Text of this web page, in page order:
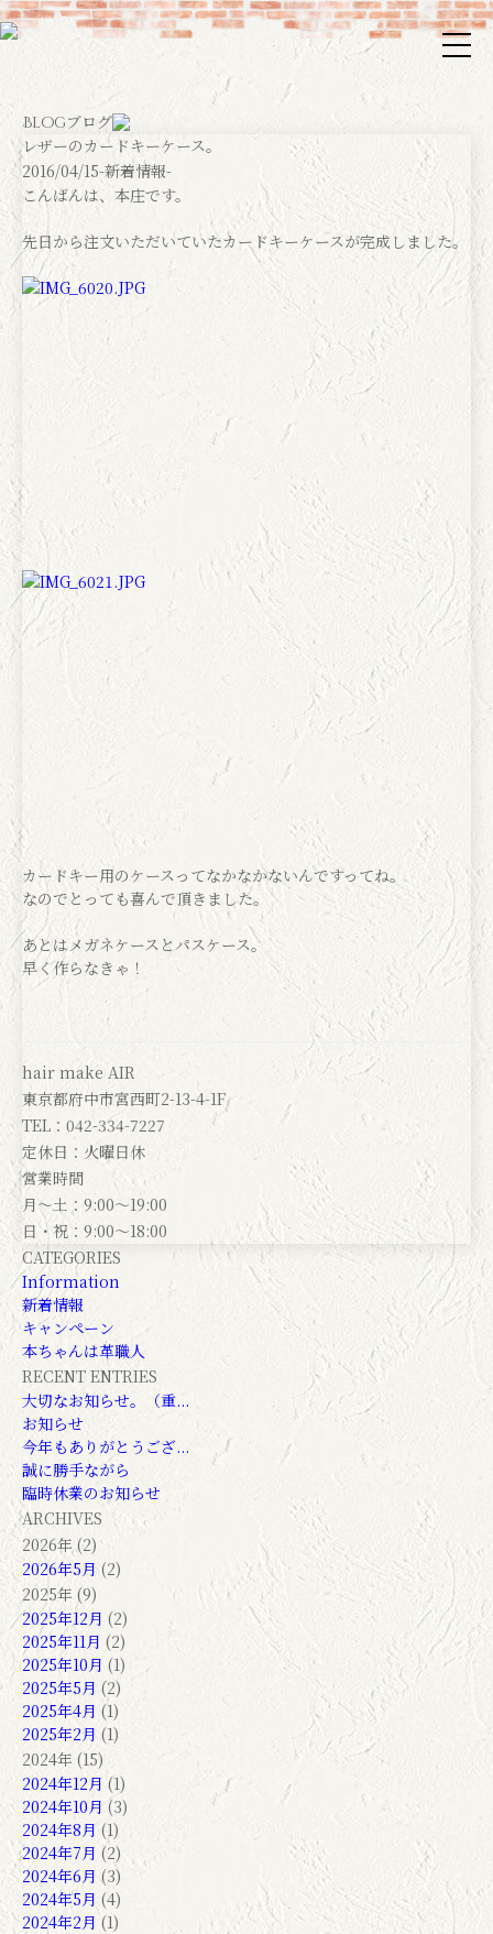
Blogブログ
レザーのカードキーケース。
2016/04/15-新着情報-
こんばんは、本庄です。
先日から注文いただいていたカードキーケースが完成しました。
カードキー用のケースってなかなかないんですってね。
なのでとっても喜んで頂きました。
あとはメガネケースとパスケース。
早く作らなきゃ！
hair make AIR
東京都府中市宮西町2-13-4-1F
TEL：042-334-7227
定休日：火曜日休
営業時間
月～土：9:00～19:00
日・祝：9:00～18:00
CATEGORIES
Information
新着情報
キャンペーン
本ちゃんは革職人
RECENT ENTRIES
大切なお知らせ。（重...
お知らせ
今年もありがとうござ...
誠に勝手ながら
臨時休業のお知らせ
ARCHIVES
2026年 (2)
2026年5月(2)
2025年 (9)
2025年12月 (2)
2025年11月 (2)
2025年10月 (1)
2025年5月 (2)
2025年4月 (1)
2025年2月 (1)
2024年 (15)
2024年12月 (1)
2024年10月 (3)
2024年8月 (1)
2024年7月 (2)
2024年6月 (3)
2024年5月 (4)
2024年2月 (1)